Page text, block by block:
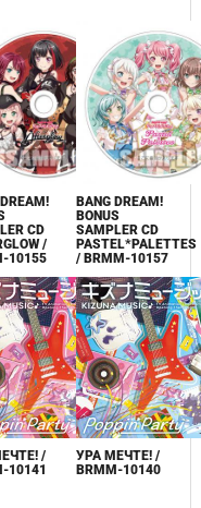
CD
/
10155
BANG DREAM!
BONUS
SAMPLER CD
PASTEL*PALETTES
/ BRMM-10157
/
10141
УРА МЕЧТЕ! /
BRMM-10140